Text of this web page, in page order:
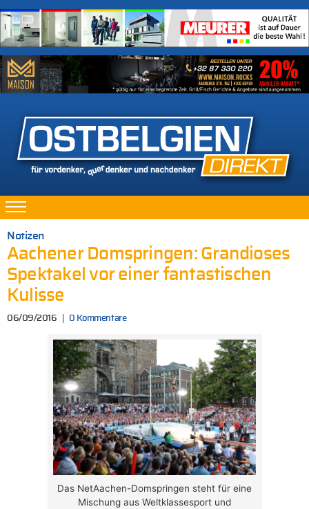
Notizen
Aachener Domspringen: Grandioses
Spektakel vor einer fantastischen
Kulisse
06/09/2016 0 Kommentare
Das NetAachen-Domspringen steht für eine
Mischung aus Weltklassesport und